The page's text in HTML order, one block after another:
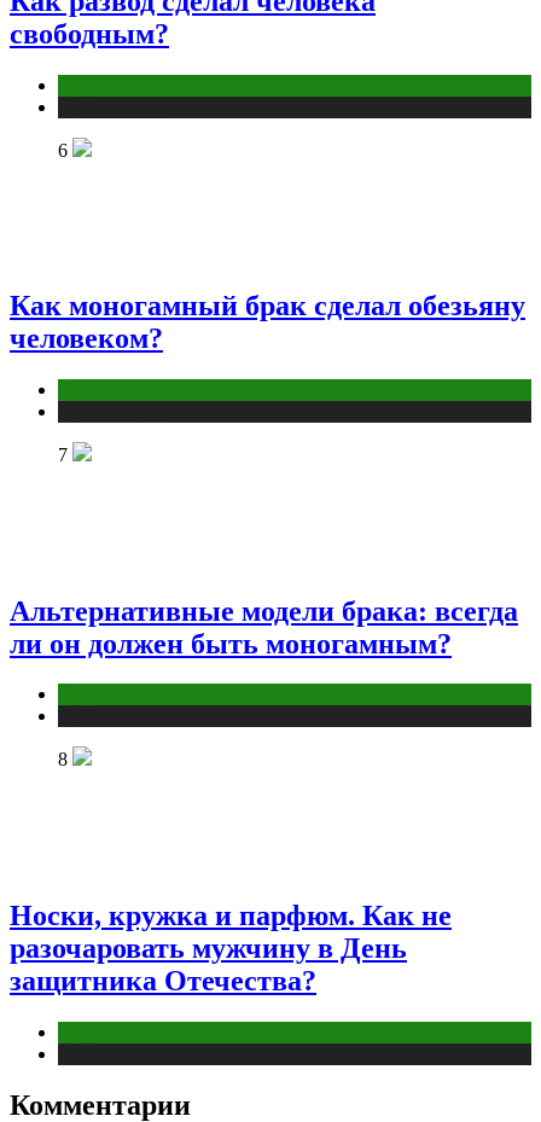
свободным?
6
Как моногамный брак сделал обезьяну
человеком?
7
Альтернативные модели брака: всегда
ли он должен быть моногамным?
8
Носки, кружка и парфюм. Как не
разочаровать мужчину в День
защитника Отечества?
Комментарии